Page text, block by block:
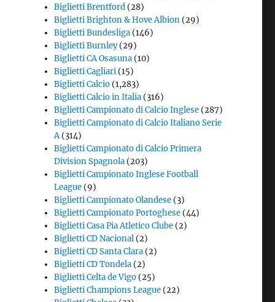
Biglietti Brentford (28)
Biglietti Brighton & Hove Albion (29)
Biglietti Bundesliga (146)
Biglietti Burnley(29)
Biglietti CA Osasuna (10)
Biglietti Cagliari (15)
Biglietti Calcio (1,283)
Biglietti Calcio in Italia (316)
Biglietti Campionato di Calcio Inglese (287)
Biglietti Campionato di Calcio Italiano Serie
A(314)
Biglietti Campionato di Calcio Primera
Division Spagnola (203)
Biglietti Campionato Inglese Football
League (9)
Biglietti Campionato Olandese (3)
Biglietti Campionato Portoghese (44)
Biglietti Casa Pia Atletico Clube (2)
Biglietti CD Nacional (2)
Biglietti CD Santa Clara (2)
Biglietti CD Tondela (2)
Biglietti Celta de Vigo (25)
Biglietti Champions League (22)